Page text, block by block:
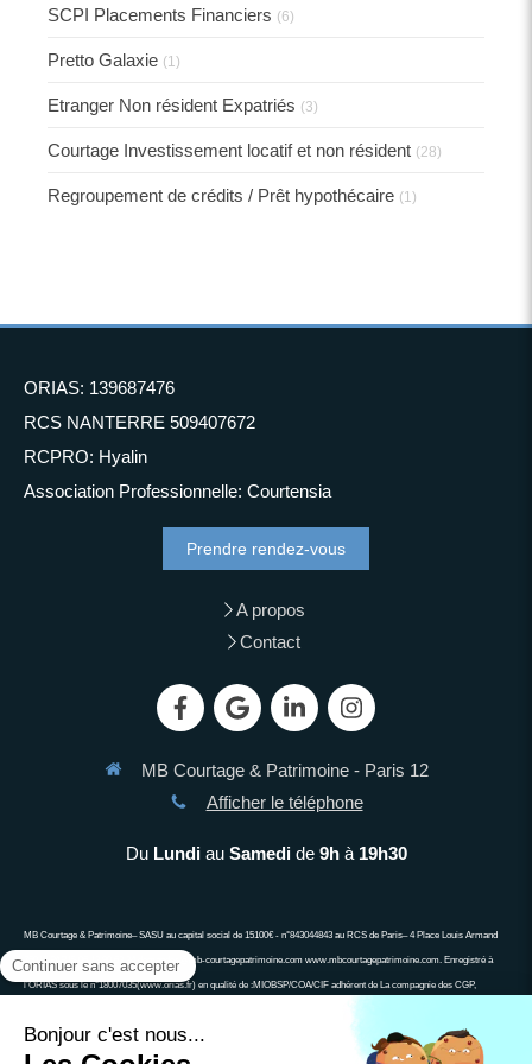
SCPI Placements Financiers (6)
Pretto Galaxie (1)
Etranger Non résident Expatriés (3)
Courtage Investissement locatif et non résident (28)
Regroupement de crédits / Prêt hypothécaire (1)
ORIAS: 139687476
RCS NANTERRE 509407672
RCPRO: Hyalin
Association Professionnelle: Courtensia
Prendre rendez-vous
A propos
Contact
MB Courtage & Patrimoine - Paris 12
Afficher le téléphone
Du Lundiau Samedide 9hà 19h30
MB Courtage & Patrimoine– SASU au capital social de 15100€ - n°843044843 au RCS de Paris– 4 Place Louis Armand
75012 PARIS 06 13 90 63 34 demandes@mb-courtagepatrimoine.com www.mbcourtagepatrimoine.com. Enregistré à
l’ORIAS sous le n°18007035(www.orias.fr) en qualité de :MIOBSP/COA/CIF adhérent de La compagnie des CGP,
aucun fonds, effet, ou valeur. Un crédit vous engage et doit être remboursé. Vérifiez vos capacités de remboursement
avant de vous engager